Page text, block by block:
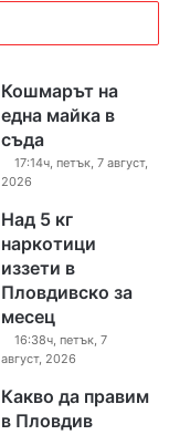
Кошмарът на
една майка в
съда
17:14ч, петък, 7 август,
2026
Над 5 кг
наркотици
иззети в
Пловдивско за
месец
16:38ч, петък, 7
август, 2026
Какво да правим
в Пловдив